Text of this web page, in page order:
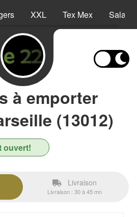
XXL Tex Mex
à emporter
(13012)
ouvert!
Livraison
Livraison : 30 à 45 mn